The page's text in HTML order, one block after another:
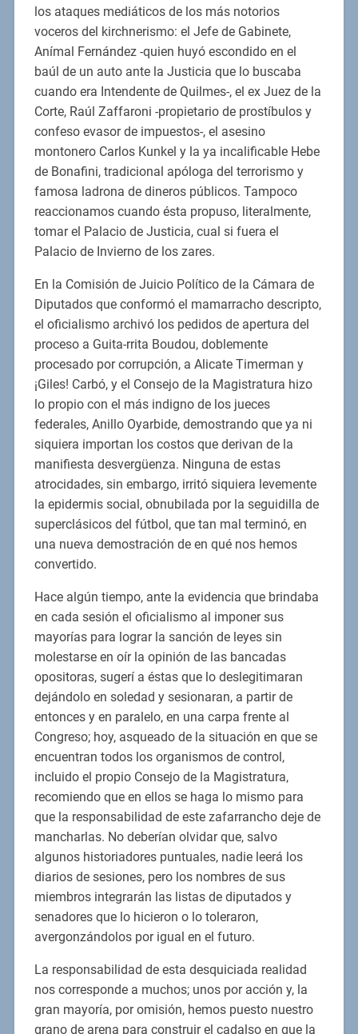
los ataques mediáticos de los más notorios
voceros del kirchnerismo: el Jefe de Gabinete,
Anímal Fernández -quien huyó escondido en el
baúl de un auto ante la Justicia que lo buscaba
cuando era Intendente de Quilmes-, el ex Juez de la
Corte, Raúl Zaffaroni -propietario de prostíbulos y
confeso evasor de impuestos-, el asesino
montonero Carlos Kunkel y la ya incalificable Hebe
de Bonafini, tradicional apóloga del terrorismo y
famosa ladrona de dineros públicos. Tampoco
reaccionamos cuando ésta propuso, literalmente,
tomar el Palacio de Justicia, cual si fuera el
Palacio de Invierno de los zares.
En la Comisión de Juicio Político de la Cámara de
Diputados que conformó el mamarracho descripto,
el oficialismo archivó los pedidos de apertura del
proceso a Guita-rrita Boudou, doblemente
procesado por corrupción, a Alicate Timerman y
¡Giles! Carbó, y el Consejo de la Magistratura hizo
lo propio con el más indigno de los jueces
federales, Anillo Oyarbide, demostrando que ya ni
siquiera importan los costos que derivan de la
manifiesta desvergüenza. Ninguna de estas
atrocidades, sin embargo, irritó siquiera levemente
la epidermis social, obnubilada por la seguidilla de
superclásicos del fútbol, que tan mal terminó, en
una nueva demostración de en qué nos hemos
convertido.
Hace algún tiempo, ante la evidencia que brindaba
en cada sesión el oficialismo al imponer sus
mayorías para lograr la sanción de leyes sin
molestarse en oír la opinión de las bancadas
opositoras, sugerí a éstas que lo deslegitimaran
dejándolo en soledad y sesionaran, a partir de
entonces y en paralelo, en una carpa frente al
Congreso; hoy, asqueado de la situación en que se
encuentran todos los organismos de control,
incluido el propio Consejo de la Magistratura,
recomiendo que en ellos se haga lo mismo para
que la responsabilidad de este zafarrancho deje de
mancharlas. No deberían olvidar que, salvo
algunos historiadores puntuales, nadie leerá los
diarios de sesiones, pero los nombres de sus
miembros integrarán las listas de diputados y
senadores que lo hicieron o lo toleraron,
avergonzándolos por igual en el futuro.
La responsabilidad de esta desquiciada realidad
nos corresponde a muchos; unos por acción y, la
gran mayoría, por omisión, hemos puesto nuestro
grano de arena para construir el cadalso en que la